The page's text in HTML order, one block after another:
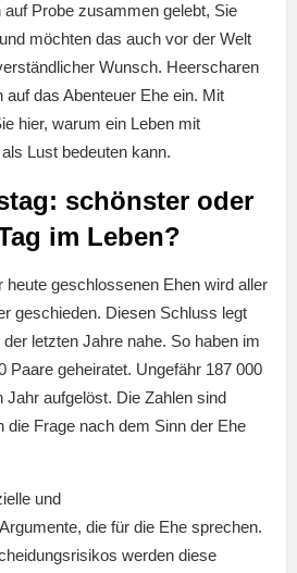
Probe zusammen gelebt, Sie
möchten das auch vor der Welt
Wunsch. Heerscharen
das Abenteuer Ehe ein. Mit
hier, warum ein Leben mit
Lust bedeuten kann.
schönster oder
im Leben?
heute geschlossenen Ehen wird aller
geschieden. Diesen Schluss legt
letzten Jahre nahe. So haben im
Paare geheiratet. Ungefähr 187 000
Jahr aufgelöst. Die Zahlen sind
die Frage nach dem Sinn der Ehe
und
die für die Ehe sprechen.
werden diese